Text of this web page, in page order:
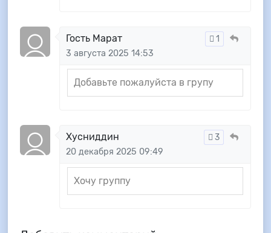
1
Гость Марат
3 августа 2025 14:53
Добавьте пожалуйста в групу
3
Хусниддин
20 декабря 2025 09:49
Хочу группу